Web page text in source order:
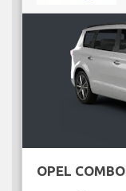
OPEL COMBO